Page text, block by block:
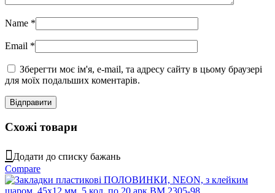
Name *
Email *
Зберегти моє ім'я, e-mail, та адресу сайту в цьому браузері
для моїх подальших коментарів.
Схожі товари
Додати до списку бажань
Compare